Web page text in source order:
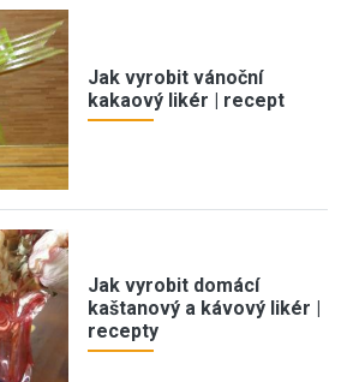
Jak vyrobit vánoční
kakaový likér | recept
Jak vyrobit domácí
kaštanový a kávový likér |
recepty